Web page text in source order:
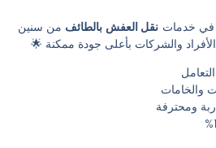
خدماتنقل العفش بالطائفمن سنين
والشركات بأعلى جودة ممكنة 🌟
ومحترفة